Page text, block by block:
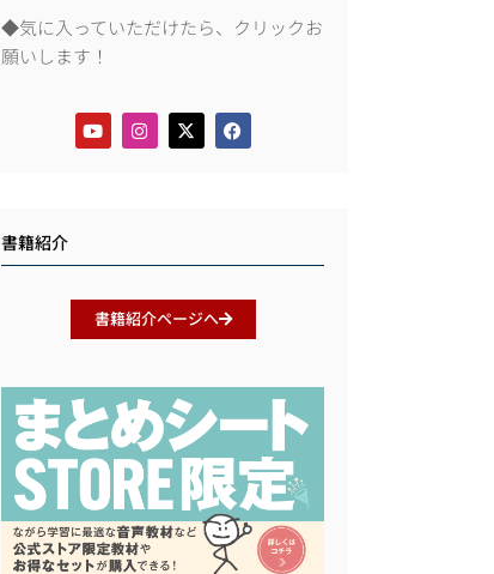
◆気に入っていただけたら、クリックお
願いします！
書籍紹介
書籍紹介ページへ